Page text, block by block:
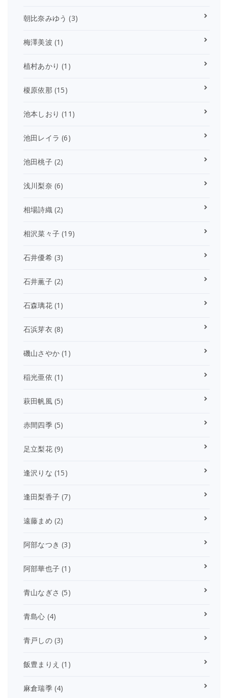
朝比奈みゆう (3)
梅澤美波 (1)
植村あかり (1)
榎原依那 (15)
池本しおり (11)
池田レイラ (6)
池田桃子(2)
浅川梨奈 (6)
相場詩織(2)
相沢菜々子 (19)
石井優希(3)
石井薫子(2)
石森璃花(1)
石浜芽衣 (8)
磯山さやか (1)
稲光亜依 (1)
萩田帆風(5)
赤間四季(5)
足立梨花(9)
逢沢りな (15)
逢田梨香子 (7)
遠藤まめ (2)
阿部なつき (3)
阿部華也子 (1)
青山なぎさ (5)
青島心 (4)
青戸しの(3)
飯豊まりえ (1)
麻倉瑞季(4)